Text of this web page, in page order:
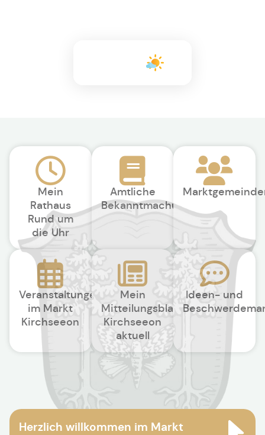
Mein
Rathaus
Rund um
die Uhr
Amtliche
Bekanntmachungen
Veranstaltungen
im Markt
Kirchseeon
Mein
Mitteilungsblatt
Kirchseeon
aktuell
Ideen- und
Herzlich willkommen im Markt